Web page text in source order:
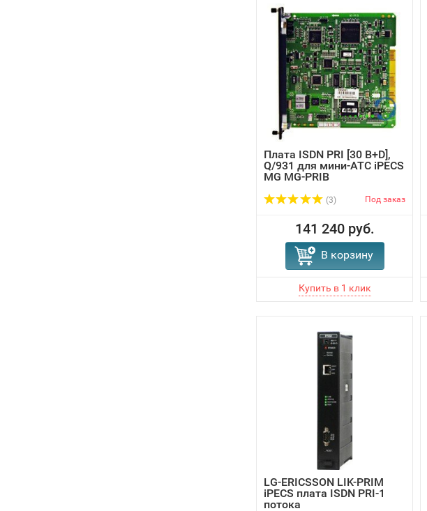
Плата ISDN PRI [30 В+D],
Q/931 для мини-АТС iPECS
MG MG-PRIB
(3) Под заказ
141 240 руб.
В корзину
LG-ERICSSON LIK-PRIM
iPECS плата ISDN PRI-1
потока